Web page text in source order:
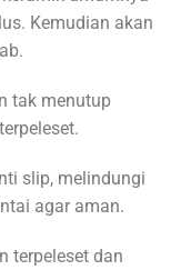
Kemudian akan
tak menutup
slip, melindungi
agar aman.
terpeleset dan